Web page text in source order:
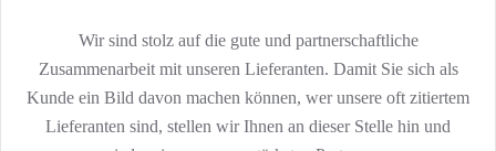
Wir sind stolz auf die gute und partnerschaftliche
Zusammenarbeit mit unseren Lieferanten. Damit Sie sich als
Kunde ein Bild davon machen können, wer unsere oft zitiertem
Lieferanten sind, stellen wir Ihnen an dieser Stelle hin und